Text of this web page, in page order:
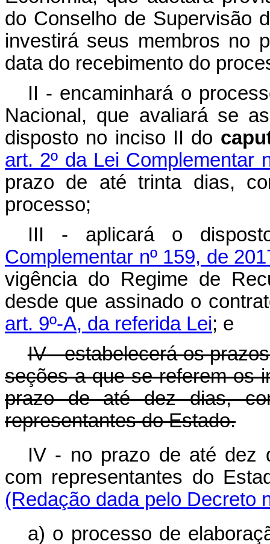
do Conselho de Supervisão
investirá seus membros no
data do recebimento do
II - encaminhará o
Nacional, que avaliará se
disposto no inciso II do
art. 2º da Lei Complementar
prazo de até trinta dias,
processo;
III - aplicará o
Complementar nº 159, de
vigência do Regime de
desde que assinado o
art. 9º-A, da referida Lei; e
IV - estabelecerá os
seções a que se referem os
prazo de até dez dias,
representantes do Estado.
IV - no prazo de até dez
com representantes do
(Redação dada pelo Decreto
a) o processo de